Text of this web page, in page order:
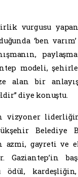
vurgusu yapan
‘ben
modeli,
alan bir
diye konuştu.
vizyoner
Belediye
azmi, gayreti ve
Gaziantep’in
ödül,